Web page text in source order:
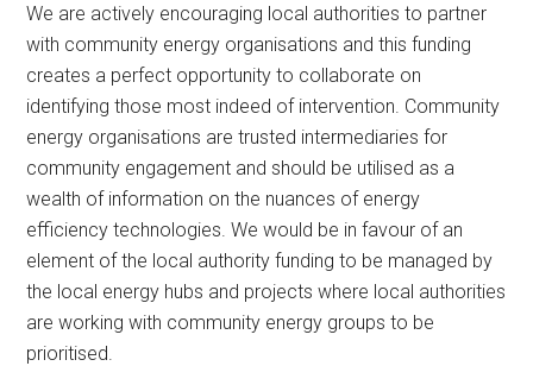
We are actively encouraging local authorities to partner
with community energy organisations and this funding
creates a perfect opportunity to collaborate on
identifying those most indeed of intervention. Community
energy organisations are trusted intermediaries for
community engagement and should be utilised as a
wealth of information on the nuances of energy
efficiency technologies. We would be in favour of an
element of the local authority funding to be managed by
the local energy hubs and projects where local authorities
are working with community energy groups to be
prioritised.